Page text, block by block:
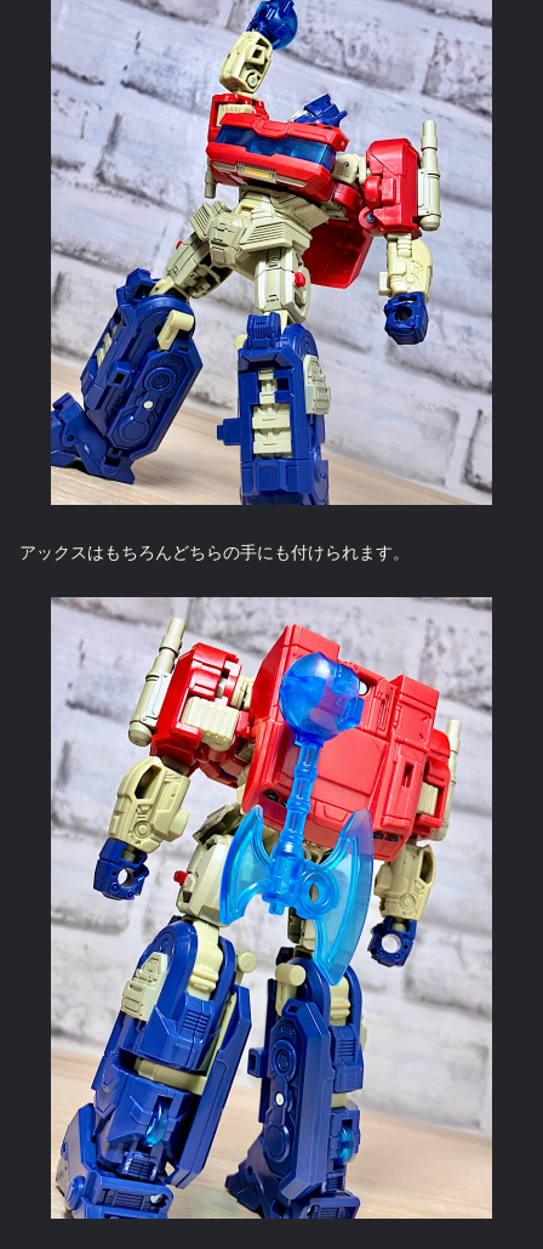
アックスはもちろんどちらの手にも付けられます。